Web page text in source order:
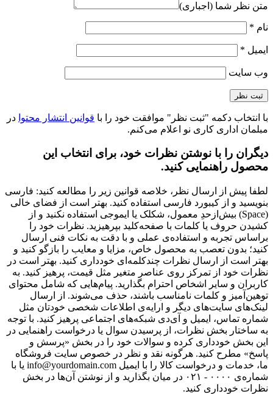
متن نظر شما (اجباری)
نام *
ایمیل *
وب‌ سایت
با انتخاب دکمه "ثبت نظر" موافقت خود را با قوانین انتشار محتوا در
مبلمان اداری کاری نو اعلام می‌کنم.
دیگران را با نوشتن نظرات خود، برای انتخاب این
محصول راهنمایی کنید.
لطفا پیش از ارسال نظر، خلاصه قوانین زیر را مطالعه کنید: فارسی
بنویسید و از کیبورد فارسی استفاده کنید. بهتر است از فضای خالی
(Space) بیش‌از‌حدِ معمول، شکلک یا ایموجی استفاده نکنید و از
کشیدن حروف یا کلمات با صفحه‌کلید بپرهیزید. نظرات خود را
براساس تجربه و استفاده‌ی عملی و با دقت به نکات فنی ارسال
کنید؛ بدون تعصب به محصول خاص، مزایا و معایب را بازگو کنید و
بهتر است از ارسال نظرات چندکلمه‌‌ای خودداری کنید. بهتر است در
نظرات خود از تمرکز روی عناصر متغیر مثل قیمت، پرهیز کنید. به
کاربران و سایر اشخاص احترام بگذارید. پیام‌هایی که شامل محتوای
توهین‌آمیز و کلمات نامناسب باشند، حذف می‌شوند. از ارسال
لینک‌های سایت‌های دیگر و ارایه‌ی اطلاعات شخصی خودتان مثل
شماره تماس، ایمیل و آی‌دی شبکه‌های اجتماعی پرهیز کنید. با توجه
به ساختار بخش نظرات، از پرسیدن سوال یا درخواست راهنمایی در
این بخش خودداری کرده و سوالات خود را در بخش «پرسش و
پاسخ» مطرح کنید. هرگونه نقد و نظر در خصوص سایت فروشگاه
ما، خدمات و درخواست کالا را با ایمیل info@yourdomain.com یا با
شماره‌ی ۰۰۰۰ - ۰۲۱ در میان بگذارید و از نوشتن آن‌ها در بخش
نظرات خودداری کنید.